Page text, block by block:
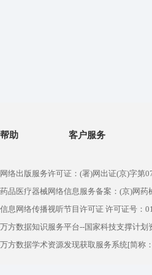
帮助 客户服务
网络出版服务许可证：(署)网出证(京)字第
药品医疗器械网络信息服务备案：(京)网药
信息网络传播视听节目许可证 许可证号：
万方数据知识服务平台--国家科技支撑计划
万方数据学术资源发现获取服务系统[简称